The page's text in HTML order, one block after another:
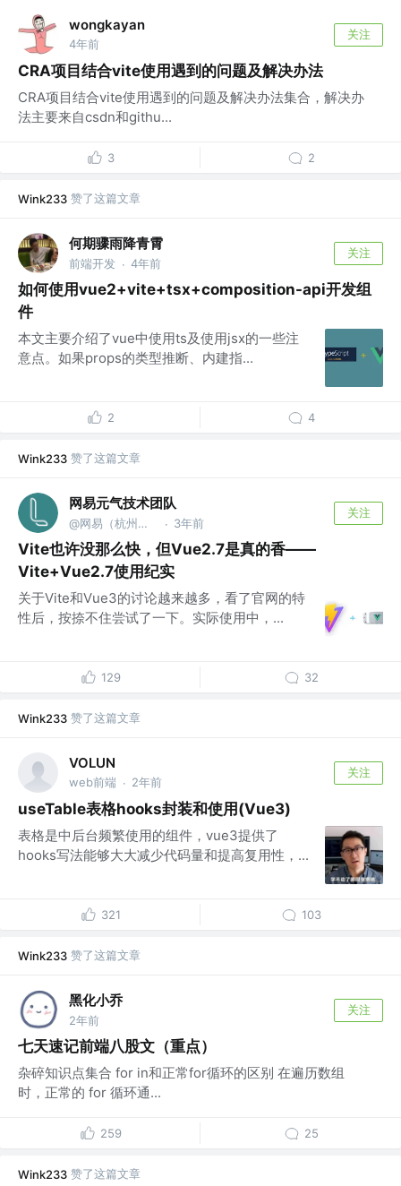
wongkayan
4年前
关注
CRA项目结合vite使用遇到的问题及解决办法
CRA项目结合vite使用遇到的问题及解决办法集合，解决办
法主要来自csdn和githu...
3 2
Wink233 赞了这篇文章
何期骤雨降青霄
前端开发 · 4年前
关注
如何使用vue2+vite+tsx+composition-api开发组
件
本文主要介绍了vue中使用ts及使用jsx的一些注
意点。如果props的类型推断、内建指...
2 4
Wink233 赞了这篇文章
网易元气技术团队
@网易（杭州）网络有限公司 · 3年前
关注
Vite也许没那么快，但Vue2.7是真的香——
Vite+Vue2.7使用纪实
关于Vite和Vue3的讨论越来越多，看了官网的特
性后，按捺不住尝试了一下。实际使用中，...
129 32
Wink233 赞了这篇文章
VOLUN
web前端 · 2年前
关注
useTable表格hooks封装和使用(Vue3)
表格是中后台频繁使用的组件，vue3提供了
hooks写法能够大大减少代码量和提高复用性，...
321 103
Wink233 赞了这篇文章
黑化小乔
2年前
关注
七天速记前端八股文（重点）
杂碎知识点集合 for in和正常for循环的区别 在遍历数组
时，正常的 for 循环通...
259 25
Wink233 赞了这篇文章